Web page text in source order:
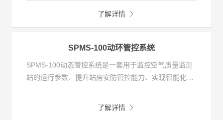
气污染监测、空气质量提升、部门执法和政府决策提供
数据辅助支持。
了解详情
SPMS-100动环管控系统
SPMS-100动态管控系统是一套用于监控空气质量监测
站的运行参数、提升站房安防管控能力、实现智能化运
了解详情